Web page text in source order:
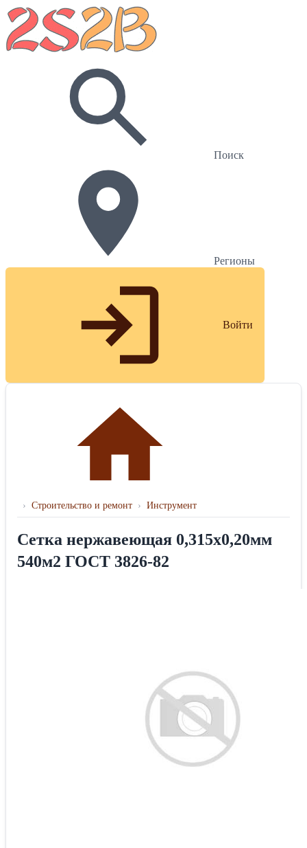
Поиск
Регионы
Войти
› Строительство и ремонт › Инструмент
Сетка нержавеющая 0,315х0,20мм
540м2 ГОСТ 3826-82